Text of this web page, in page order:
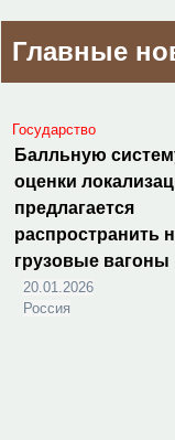
Главные
Государство
Балльную
оценки
предлагается
распространить
грузовые вагоны
20.01.2026
Россия